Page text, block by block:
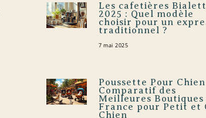
Les cafetières
2025 : Quel modèle
choisir pour un
traditionnel ?
7 mai 2025
Poussette Pour Chien
Comparatif des
Meilleures Boutiques
France pour Petit et
Chien